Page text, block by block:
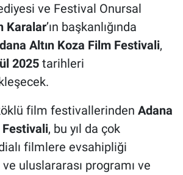
ve Festival Onursal
Karalar’ın başkanlığında
Altın Koza Film Festivali,
ül 2025 tarihleri
film festivallerinden Adana
, bu yıl da çok
filmlere evsahipliği
uluslararası programı ve